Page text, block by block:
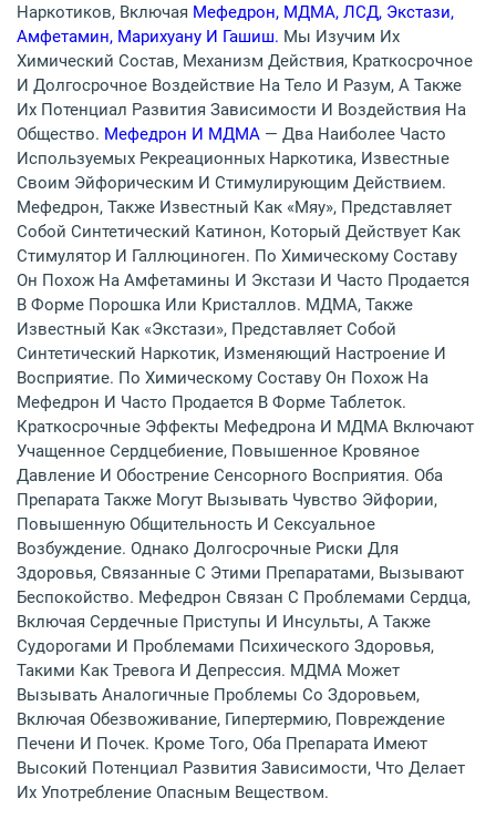
Наркотиков, Включая Мефедрон, МДМА, ЛСД, Экстази,
Амфетамин, Марихуану И Гашиш. Мы Изучим Их
Химический Состав, Механизм Действия, Краткосрочное
И Долгосрочное Воздействие На Тело И Разум, А Также
Их Потенциал Развития Зависимости И Воздействия На
Общество. Мефедрон И МДМА — Два Наиболее Часто
Используемых Рекреационных Наркотика, Известные
Своим Эйфорическим И Стимулирующим Действием.
Мефедрон, Также Известный Как «мяу», Представляет
Собой Синтетический Катинон, Который Действует Как
Стимулятор И Галлюциноген. По Химическому Составу
Он Похож На Амфетамины И Экстази И Часто Продается
В Форме Порошка Или Кристаллов. МДМА, Также
Известный Как «экстази», Представляет Собой
Синтетический Наркотик, Изменяющий Настроение И
Восприятие. По Химическому Составу Он Похож На
Мефедрон И Часто Продается В Форме Таблеток.
Краткосрочные Эффекты Мефедрона И МДМА Включают
Учащенное Сердцебиение, Повышенное Кровяное
Давление И Обострение Сенсорного Восприятия. Оба
Препарата Также Могут Вызывать Чувство Эйфории,
Повышенную Общительность И Сексуальное
Возбуждение. Однако Долгосрочные Риски Для
Здоровья, Связанные С Этими Препаратами, Вызывают
Беспокойство. Мефедрон Связан С Проблемами Сердца,
Включая Сердечные Приступы И Инсульты, А Также
Судорогами И Проблемами Психического Здоровья,
Такими Как Тревога И Депрессия. МДМА Может
Вызывать Аналогичные Проблемы Со Здоровьем,
Включая Обезвоживание, Гипертермию, Повреждение
Печени И Почек. Кроме Того, Оба Препарата Имеют
Высокий Потенциал Развития Зависимости, Что Делает
Их Употребление Опасным Веществом.